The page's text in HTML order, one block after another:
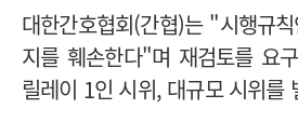
대한간호협회(간협)는 "시행규
지를 훼손한다"며 재검토를 요
릴레이 1인 시위, 대규모 시위를